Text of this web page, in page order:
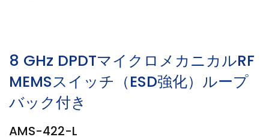
8 GHz DPDTマイクロメカニカルRF
MEMSスイッチ（ESD強化）ループ
バック付き
AMS-422-L